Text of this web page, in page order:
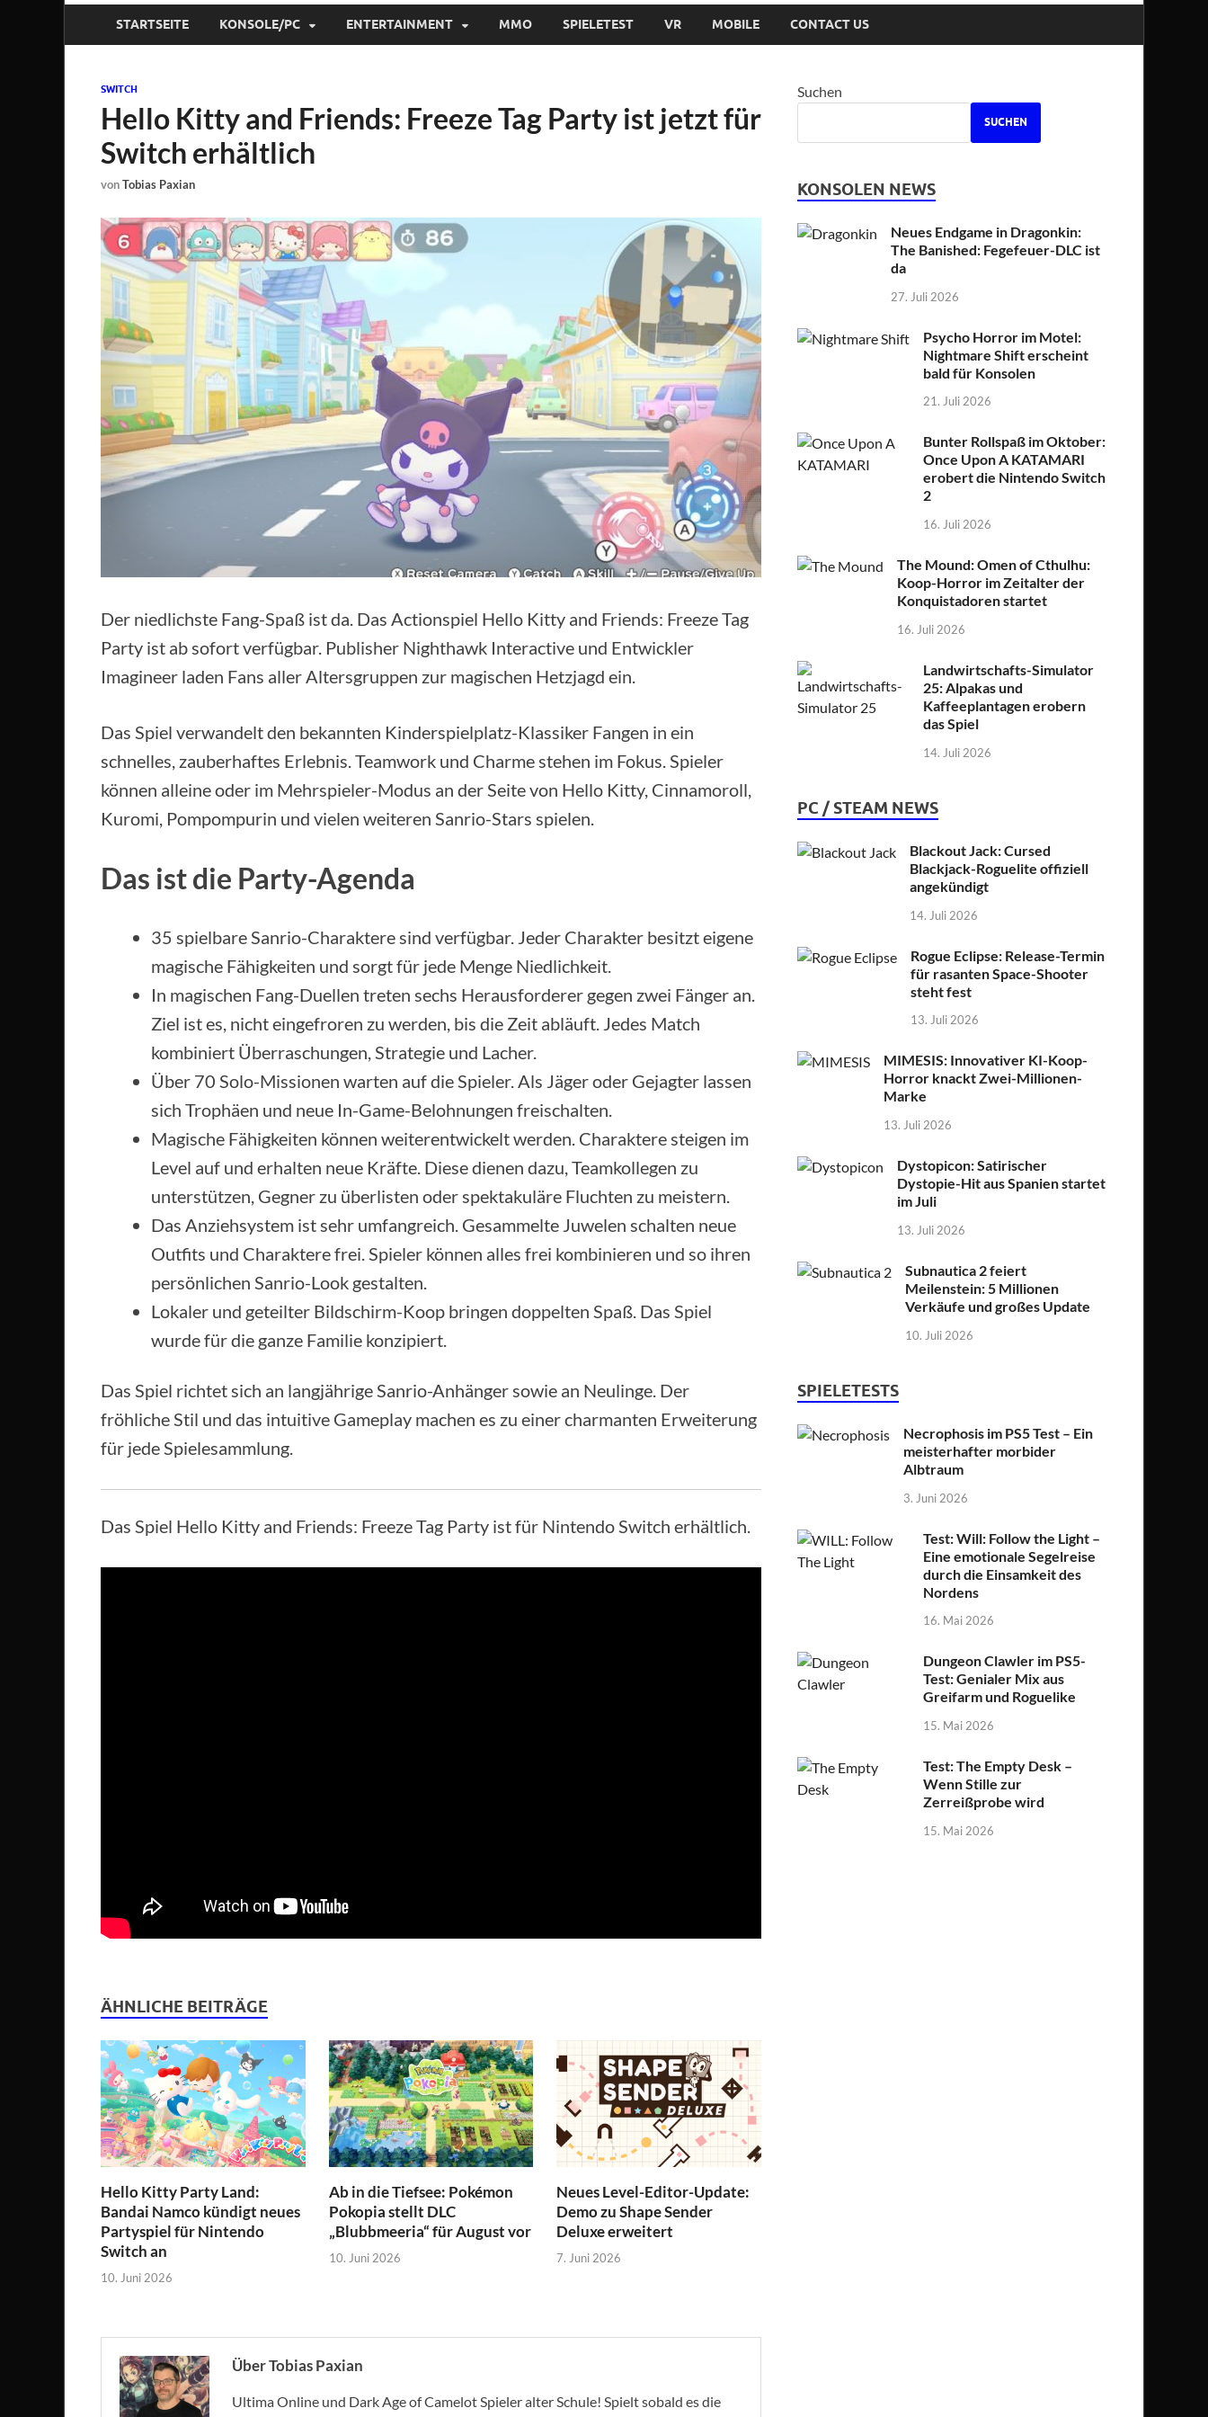
STARTSEITE KONSOLE/PC ENTERTAINMENT MMO SPIELETEST VR MOBILE CONTACT US
SWITCH
Hello Kitty and Friends: Freeze Tag Party ist jetzt für
Switch erhältlich
vonTobias Paxian
Der niedlichste Fang-Spaß ist da. Das Actionspiel Hello Kitty and Friends: Freeze Tag
Party ist ab sofort verfügbar. Publisher Nighthawk Interactive und Entwickler
Imagineer laden Fans aller Altersgruppen zur magischen Hetzjagd ein.
Das Spiel verwandelt den bekannten Kinderspielplatz-Klassiker Fangen in ein
schnelles, zauberhaftes Erlebnis. Teamwork und Charme stehen im Fokus. Spieler
können alleine oder im Mehrspieler-Modus an der Seite von Hello Kitty, Cinnamoroll,
Kuromi, Pompompurin und vielen weiteren Sanrio-Stars spielen.
Das ist die Party-Agenda
35 spielbare Sanrio-Charaktere sind verfügbar. Jeder Charakter besitzt eigene
magische Fähigkeiten und sorgt für jede Menge Niedlichkeit.
In magischen Fang-Duellen treten sechs Herausforderer gegen zwei Fänger an.
Ziel ist es, nicht eingefroren zu werden, bis die Zeit abläuft. Jedes Match
kombiniert Überraschungen, Strategie und Lacher.
Über 70 Solo-Missionen warten auf die Spieler. Als Jäger oder Gejagter lassen
sich Trophäen und neue In-Game-Belohnungen freischalten.
Magische Fähigkeiten können weiterentwickelt werden. Charaktere steigen im
Level auf und erhalten neue Kräfte. Diese dienen dazu, Teamkollegen zu
unterstützen, Gegner zu überlisten oder spektakuläre Fluchten zu meistern.
Das Anziehsystem ist sehr umfangreich. Gesammelte Juwelen schalten neue
Outfits und Charaktere frei. Spieler können alles frei kombinieren und so ihren
persönlichen Sanrio-Look gestalten.
Lokaler und geteilter Bildschirm-Koop bringen doppelten Spaß. Das Spiel
wurde für die ganze Familie konzipiert.
Das Spiel richtet sich an langjährige Sanrio-Anhänger sowie an Neulinge. Der
fröhliche Stil und das intuitive Gameplay machen es zu einer charmanten Erweiterung
für jede Spielesammlung.
Das Spiel Hello Kitty and Friends: Freeze Tag Party ist für Nintendo Switch erhältlich.
ÄHNLICHE BEITRÄGE
Hello Kitty Party Land:
Bandai Namco kündigt neues
Partyspiel für Nintendo
Switch an
10. Juni 2026
Ab in die Tiefsee: Pokémon
Pokopia stellt DLC
„Blubbmeeria“ für August vor
10. Juni 2026
Neues Level-Editor-Update:
Demo zu Shape Sender
Deluxe erweitert
7. Juni 2026
Über Tobias Paxian
Ultima Online und Dark Age of Camelot Spieler alter Schule! Spielt sobald es die
Suchen
SUCHEN
KONSOLEN NEWS
Neues Endgame in Dragonkin:
The Banished: Fegefeuer-DLC ist
da
27. Juli 2026
Psycho Horror im Motel:
Nightmare Shift erscheint
bald für Konsolen
21. Juli 2026
Bunter Rollspaß im Oktober:
Once Upon A KATAMARI
erobert die Nintendo Switch
2
16. Juli 2026
The Mound: Omen of Cthulhu:
Koop-Horror im Zeitalter der
Konquistadoren startet
16. Juli 2026
Landwirtschafts-Simulator
25: Alpakas und
Kaffeeplantagen erobern
das Spiel
14. Juli 2026
PC / STEAM NEWS
Blackout Jack: Cursed
Blackjack-Roguelite offiziell
angekündigt
14. Juli 2026
Rogue Eclipse: Release-Termin
für rasanten Space-Shooter
steht fest
13. Juli 2026
MIMESIS: Innovativer KI-Koop-
Horror knackt Zwei-Millionen-
Marke
13. Juli 2026
Dystopicon: Satirischer
Dystopie-Hit aus Spanien startet
im Juli
13. Juli 2026
Subnautica 2 feiert
Meilenstein: 5 Millionen
Verkäufe und großes Update
10. Juli 2026
SPIELETESTS
Necrophosis im PS5 Test – Ein
meisterhafter morbider
Albtraum
3. Juni 2026
Test: Will: Follow the Light –
Eine emotionale Segelreise
durch die Einsamkeit des
Nordens
16. Mai 2026
Dungeon Clawler im PS5-
Test: Genialer Mix aus
Greifarm und Roguelike
15. Mai 2026
Test: The Empty Desk –
Wenn Stille zur
Zerreißprobe wird
15. Mai 2026